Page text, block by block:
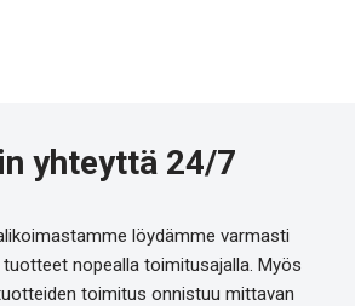
yhteyttä 24/7
löydämme varmasti
nopealla toimitusajalla. Myös
toimitus onnistuu mittavan